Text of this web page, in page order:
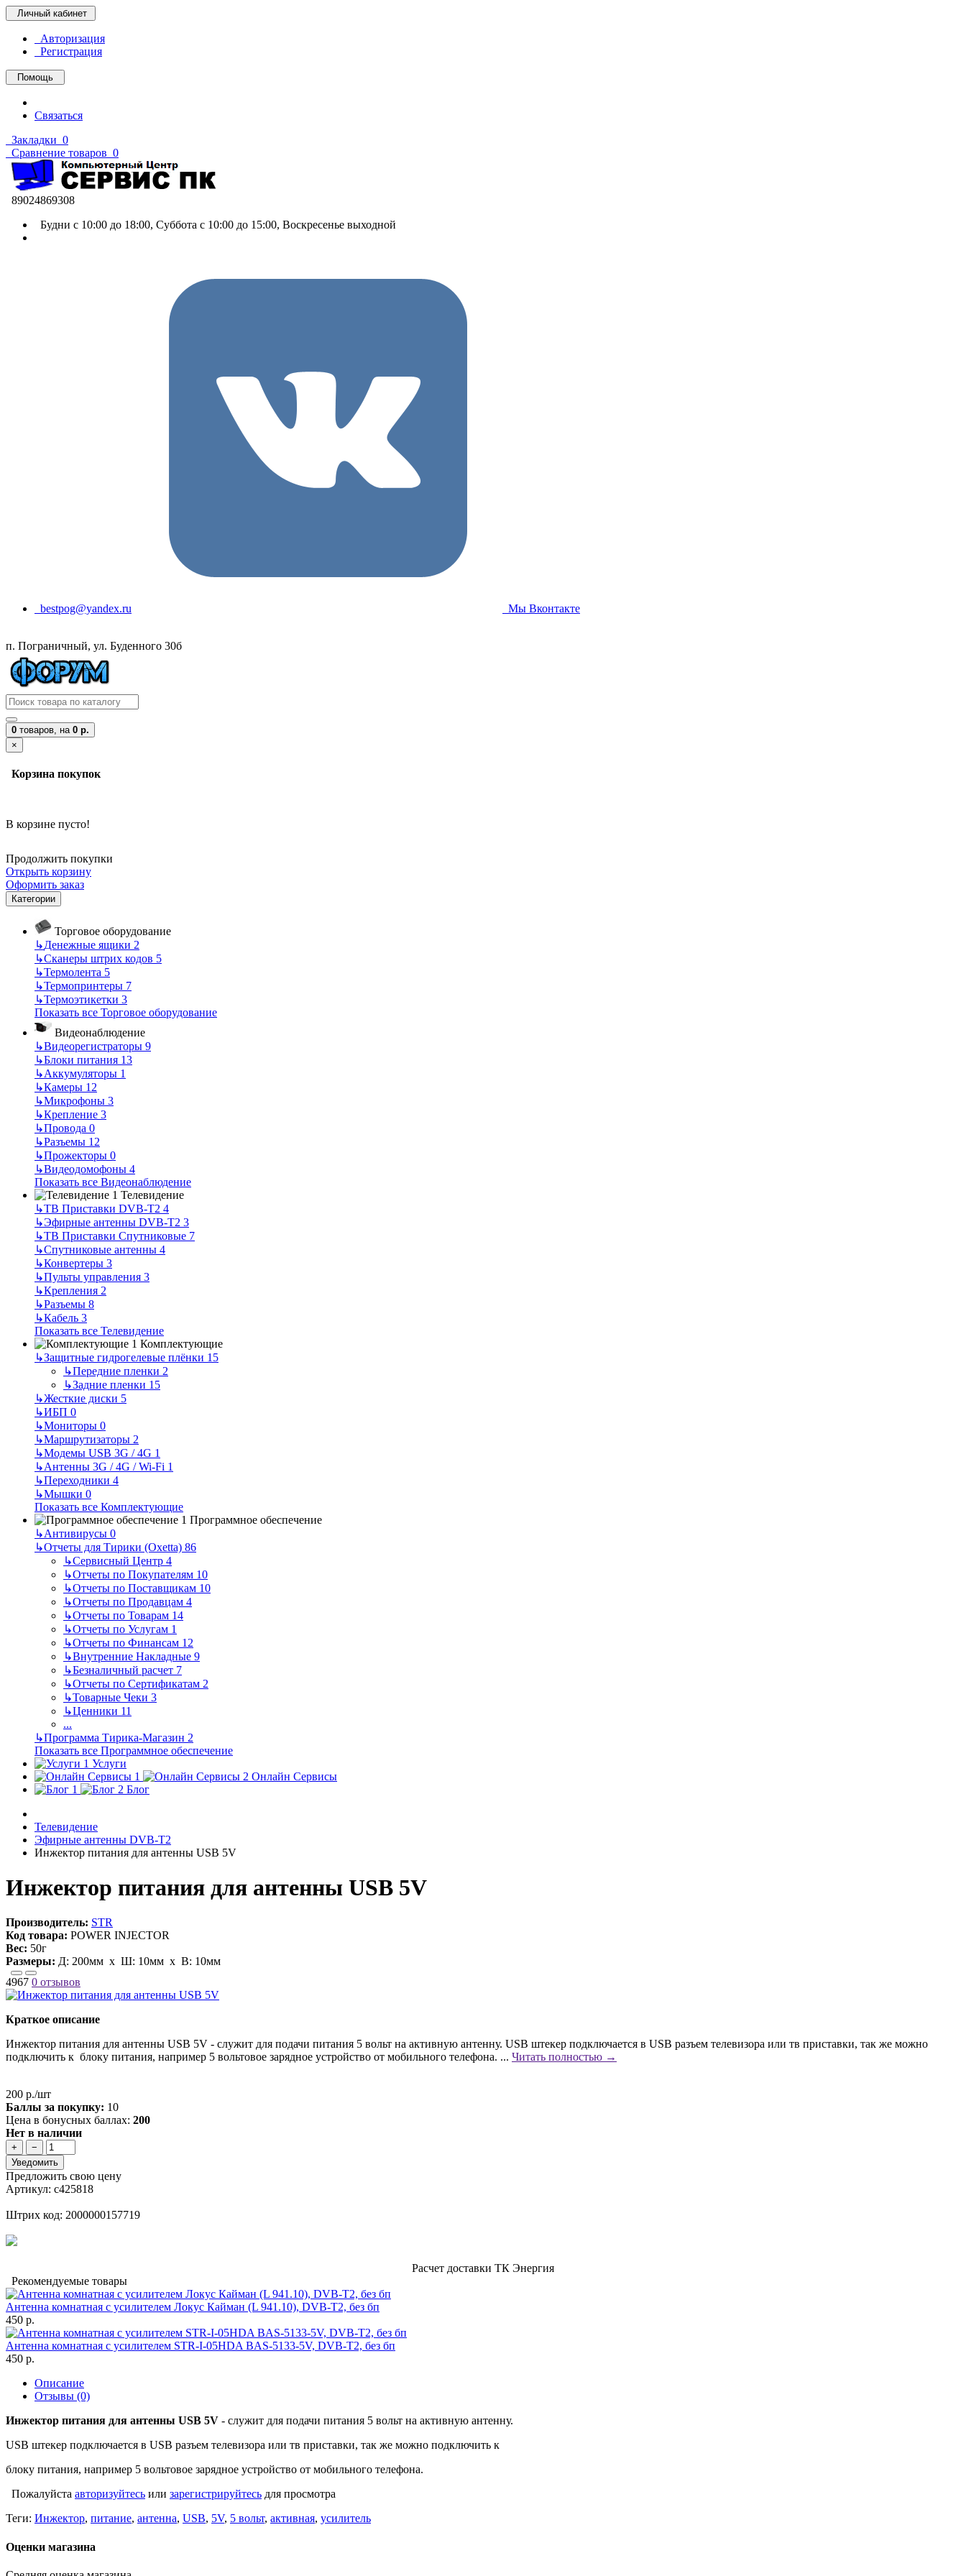
Личный кабинет
Авторизация
Регистрация
Помощь
Связаться
Закладки 0
Сравнение товаров 0
89024869308
Будни с 10:00 до 18:00, Суббота с 10:00 до 15:00, Воскресенье выходной
bestpog@yandex.ru Мы Вконтакте
п. Пограничный, ул. Буденного 30б
0 товаров, на 0 р.
×
Корзина покупок
В корзине пусто!
Продолжить покупки
Открыть корзину
Оформить заказ
Категории
Торговое оборудование
↳Денежные ящики 2
↳Сканеры штрих кодов 5
↳Термолента 5
↳Термопринтеры 7
↳Термоэтикетки 3
Показать все Торговое оборудование
Видеонаблюдение
↳Видеорегистраторы 9
↳Блоки питания 13
↳Аккумуляторы 1
↳Камеры 12
↳Микрофоны 3
↳Крепление 3
↳Провода 0
↳Разъемы 12
↳Прожекторы 0
↳Видеодомофоны 4
Показать все Видеонаблюдение
Телевидение
↳ТВ Приставки DVB-T2 4
↳Эфирные антенны DVB-T2 3
↳ТВ Приставки Спутниковые 7
↳Спутниковые антенны 4
↳Конвертеры 3
↳Пульты управления 3
↳Крепления 2
↳Разъемы 8
↳Кабель 3
Показать все Телевидение
Комплектующие
↳Защитные гидрогелевые плёнки 15
↳Передние пленки 2
↳Задние пленки 15
↳Жесткие диски 5
↳ИБП 0
↳Мониторы 0
↳Маршрутизаторы 2
↳Модемы USB 3G / 4G 1
↳Антенны 3G / 4G / Wi-Fi 1
↳Переходники 4
↳Мышки 0
Показать все Комплектующие
Программное обеспечение
↳Антивирусы 0
↳Отчеты для Тирики (Oxetta) 86
↳Сервисный Центр 4
↳Отчеты по Покупателям 10
↳Отчеты по Поставщикам 10
↳Отчеты по Продавцам 4
↳Отчеты по Товарам 14
↳Отчеты по Услугам 1
↳Отчеты по Финансам 12
↳Внутренние Накладные 9
↳Безналичный расчет 7
↳Отчеты по Сертификатам 2
↳Товарные Чеки 3
↳Ценники 11
...
↳Программа Тирика-Магазин 2
Показать все Программное обеспечение
Услуги
Онлайн Сервисы
Блог
Телевидение
Эфирные антенны DVB-T2
Инжектор питания для антенны USB 5V
Инжектор питания для антенны USB 5V
Производитель: STR
Код товара: POWER INJECTOR
Вес: 50г
Размеры: Д: 200мм х Ш: 10мм x В: 10мм
4967 0 отзывов
Краткое описание
Инжектор питания для антенны USB 5V - служит для подачи питания 5 вольт на активную антенну. USB штекер подключается в USB разъем телевизора или тв приставки, так же можно
подключить к блоку питания, например 5 вольтовое зарядное устройство от мобильного телефона. ... Читать полностью →
200 р./шт
Баллы за покупку: 10
Цена в бонусных баллах: 200
Нет в наличии
+
−
Уведомить
Предложить свою цену
Артикул: с425818
Штрих код: 2000000157719
Расчет доставки ТК Энергия
Рекомендуемые товары
Антенна комнатная с усилителем Локус Кайман (L 941.10), DVB-T2, без бп
450 р.
Антенна комнатная с усилителем STR-I-05HDA BAS-5133-5V, DVB-T2, без бп
450 р.
Описание
Отзывы (0)
Инжектор питания для антенны USB 5V - служит для подачи питания 5 вольт на активную антенну.
USB штекер подключается в USB разъем телевизора или тв приставки, так же можно подключить к
блоку питания, например 5 вольтовое зарядное устройство от мобильного телефона.
Пожалуйста авторизуйтесь или зарегистрируйтесь для просмотра
Теги: Инжектор, питание, антенна, USB, 5V, 5 вольт, активная, усилитель
Оценки магазина